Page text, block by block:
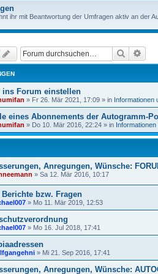
ihr mit Beantwortung der Umfragen aktiv an der
Suche
ins Forum einstellen
» Fr 26. Mär 2021, 17:09 » in Informationen
eines Abonnements der Autogramm-
» Do 10. Mär 2016, 22:24 » in
Anregungen, Wünsche:
» Sa 12. Mär 2016, 10:17
Berichte bzw. Fragen
» Mo 11. Mär 2019, 12:53
» Mo 16. Jul 2018, 17:41
» Mi 21. Sep 2016, 17:41
Anregungen, Wünsche: